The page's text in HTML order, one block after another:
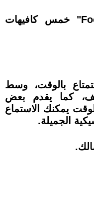
يقدم لك فريق "Food Today" خمس كافيهات
بالوقت، وسط
كما يقدم بعض
يمكنك الاستماع
الجميلة.